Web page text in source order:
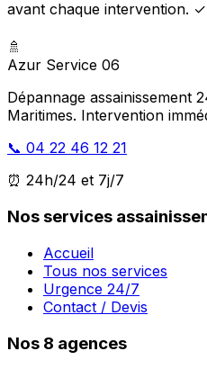
avant chaque intervention. ✓
🚿
Azur Service 06
Dépannage assainissement
Maritimes. Intervention
📞 04 22 46 12 21
⏰ 24h/24 et 7j/7
Nos services
Accueil
Tous nos services
Urgence 24/7
Contact / Devis
Nos 8 agences